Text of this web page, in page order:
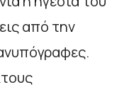
από την